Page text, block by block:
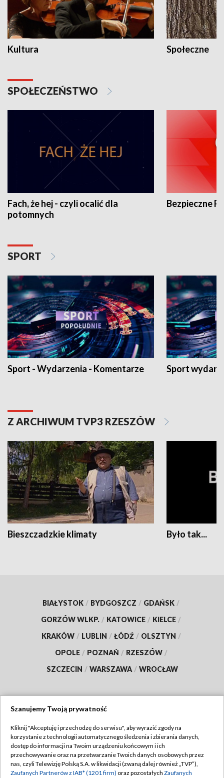
Kultura Społeczne
SPOŁECZEŃSTWO
Fach, że hej - czyli ocalić dla
potomnych
Bezpieczne
SPORT
Sport - Wydarzenia - Komentarze Sport
Z ARCHIWUM TVP3 RZESZÓW
Bieszczadzkie klimaty Było tak...
BIAŁYSTOK / BYDGOSZCZ / GDAŃSK /
GORZÓW WLKP. / KATOWICE / KIELCE /
KRAKÓW / LUBLIN / ŁÓDŹ / OLSZTYN /
OPOLE / POZNAŃ / RZESZÓW /
SZCZECIN / WARSZAWA / WROCŁAW
TVP
Abonament TVP
Emisja w TVP
Regulamin TVP
Polityka prywatności
Szanujemy Twoją prywatność
Kliknij "Akceptuję i przechodzę do serwisu", aby wyrazić zgody na
korzystanie z technologii automatycznego śledzenia i zbierania danych,
dostęp do informacji na Twoim urządzeniu końcowym i ich
przechowywanie oraz na przetwarzanie Twoich danych osobowych przez
nas, czyli Telewizję Polską S.A. w likwidacji (zwaną dalej również „TVP”),
Zaufanych Partnerów z IAB* (1201 firm) oraz pozostałych Zaufanych